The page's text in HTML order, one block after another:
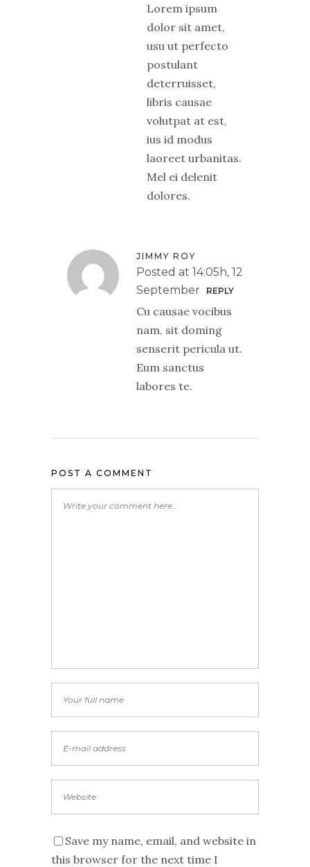
Lorem ipsum
dolor sit amet,
usu ut perfecto
postulant
deterruisset,
libris causae
volutpat at est,
ius id modus
laoreet urbanitas.
Mel ei delenit
dolores.
JIMMY ROY
Posted at 14:05h, 12
September
REPLY
Cu causae vocibus
nam, sit doming
senserit pericula ut.
Eum sanctus
labores te.
POST A COMMENT
Save my name, email, and website in
this browser for the next time I